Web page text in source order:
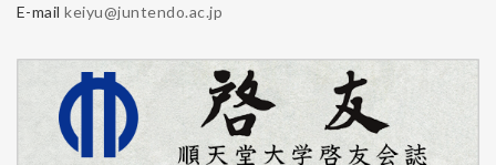
E-mailkeiyu@juntendo.ac.jp